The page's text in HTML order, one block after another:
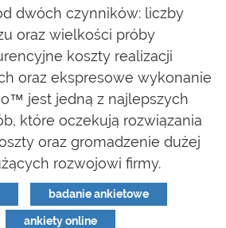
dwóch czynników: liczby
oraz wielkości próby
koszty realizacji
oraz ekspresowe wykonanie
jest jedną z najlepszych
które oczekują rozwiązania
oraz gromadzenie dużej
rozwojowi firmy.
badanie ankietowe
ankiety online